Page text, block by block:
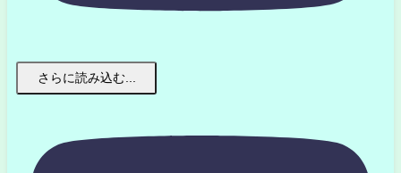
さらに読み込む...